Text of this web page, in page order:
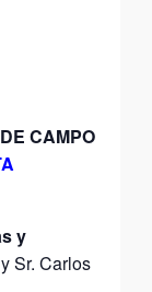
CAMPO
y
Sr. Carlos